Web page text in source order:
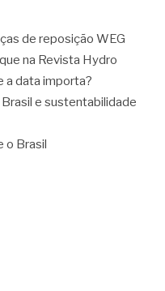
de reposição WEG
na Revista Hydro
a data importa?
e sustentabilidade
o Brasil